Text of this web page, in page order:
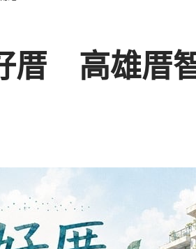
厝 高雄厝